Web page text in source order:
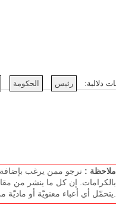
دلالية: رئيس الحكومة
ملاحظة : نرجو ممن يرغب بإضافة
بالكرامات. إن كل ما ينشر من